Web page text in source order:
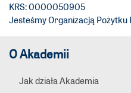
KRS: 0000050905
Jesteśmy Organizacją Pożytku
O Akademii
Jak działa Akademia